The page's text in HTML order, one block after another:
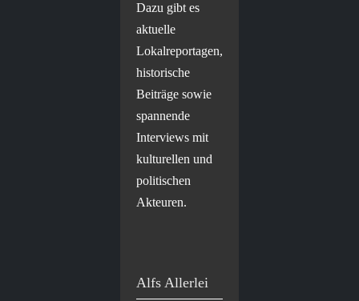
Dazu gibt es
aktuelle
Lokalreportagen,
historische
Beiträge sowie
spannende
Interviews mit
kulturellen und
politischen
Akteuren.
Alfs Allerlei